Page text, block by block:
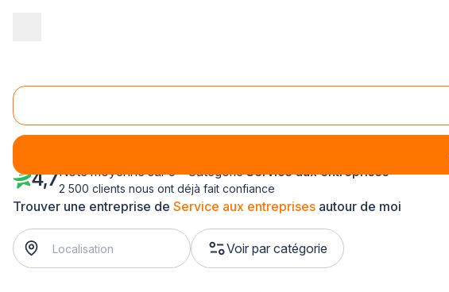
Service aux entreprises Épinal (88000)
Trouver une entreprise de Service aux entreprises autour de moi
Voir par catégorie
4,7Note moyenne sur 5 - CatégorieService aux entreprises
2 500 clients nous ont déjà fait confiance